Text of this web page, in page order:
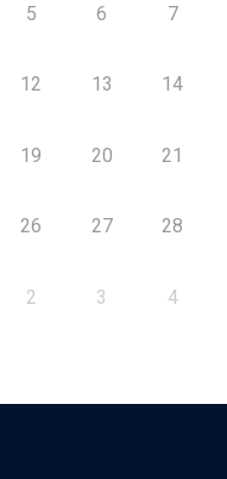
5 6 7
12 13 14
19 20 21
26 27 28
2 3 4